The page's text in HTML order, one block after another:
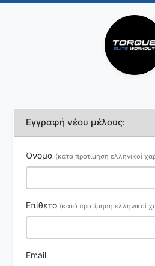
Εγγραφή νέου μέλους:
Όνομα (κατά προτίμηση ελληνικοί
Επίθετο (κατά προτίμηση ελληνικοί
Email